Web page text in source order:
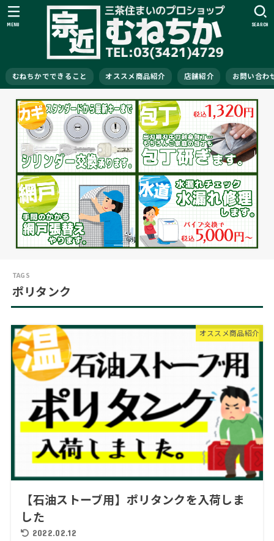
むねちかでできること オススメ商品紹介 店舗紹介 お問い合わ
SEARCH
MENU
ポリタンク
オススメ商品紹介
【石油ストーブ用】ポリタンクを入荷しま
した
2022.02.12